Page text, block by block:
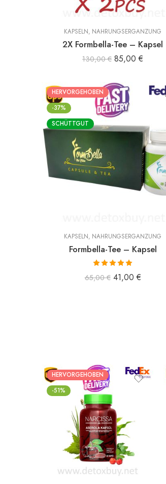
KAPSELN, NAHRUNGSERGÄNZUNG
2X Formbella-Tee – Kapsel
130,00€ 85,00 €
HERVORGEHOBEN
-37%
SCHÜTTGUT
KAPSELN, NAHRUNGSERGÄNZUNG
Formbella-Tee – Kapsel
Bewertet mit
von 5
65,00€ 41,00 €
HERVORGEHOBEN
-51%